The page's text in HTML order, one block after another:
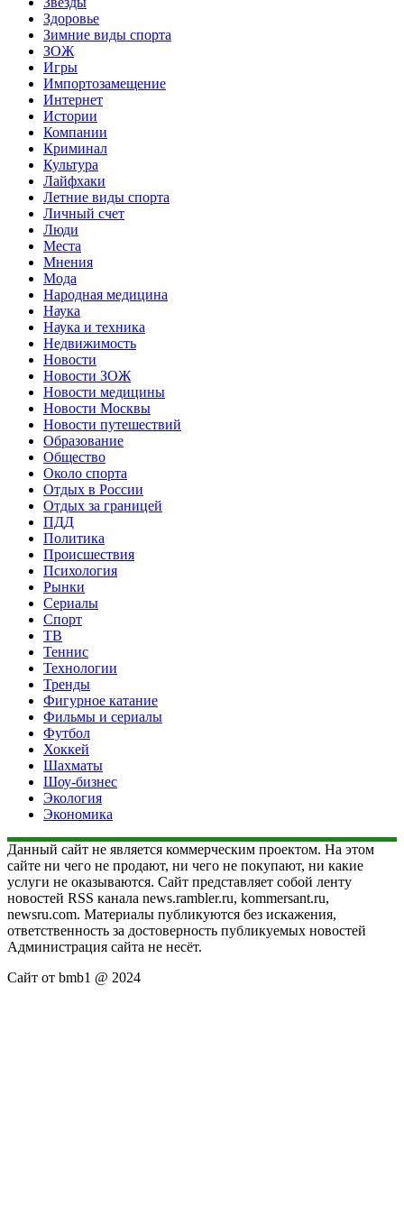
Здоровье
Зимние виды спорта
ЗОЖ
Игры
Импортозамещение
Интернет
Истории
Компании
Криминал
Культура
Лайфхаки
Летние виды спорта
Личный счет
Люди
Места
Мнения
Мода
Народная медицина
Наука
Наука и техника
Недвижимость
Новости
Новости ЗОЖ
Новости медицины
Новости Москвы
Новости путешествий
Образование
Общество
Около спорта
Отдых в России
Отдых за границей
ПДД
Политика
Происшествия
Психология
Рынки
Сериалы
Спорт
ТВ
Теннис
Технологии
Тренды
Фигурное катание
Фильмы и сериалы
Футбол
Хоккей
Шахматы
Шоу-бизнес
Экология
Экономика
Данный сайт не является коммерческим проектом. На этом
сайте ни чего не продают, ни чего не покупают, ни какие
услуги не оказываются. Сайт представляет собой ленту
новостей RSS канала news.rambler.ru, kommersant.ru,
newsru.com. Материалы публикуются без искажения,
ответственность за достоверность публикуемых новостей
Администрация сайта не несёт.
Сайт от bmb1 @ 2024